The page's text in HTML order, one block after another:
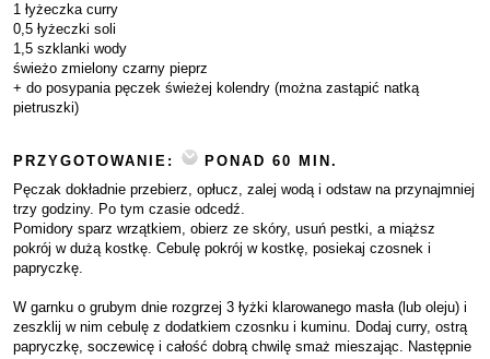
1 łyżeczka curry
0,5 łyżeczki soli
1,5 szklanki wody
świeżo zmielony czarny pieprz
+ do posypania pęczek świeżej kolendry (można zastąpić natką
pietruszki)
PRZYGOTOWANIE:
PONAD 60 MIN.
Pęczak dokładnie przebierz, opłucz, zalej wodą i odstaw na przynajmniej
trzy godziny. Po tym czasie odcedź.
Pomidory sparz wrzątkiem, obierz ze skóry, usuń pestki, a miąższ
pokrój w dużą kostkę. Cebulę pokrój w kostkę, posiekaj czosnek i
papryczkę.
W garnku o grubym dnie rozgrzej 3 łyżki klarowanego masła (lub oleju) i
zeszklij w nim cebulę z dodatkiem czosnku i kuminu. Dodaj curry, ostrą
papryczkę, soczewicę i całość dobrą chwilę smaż mieszając. Następnie